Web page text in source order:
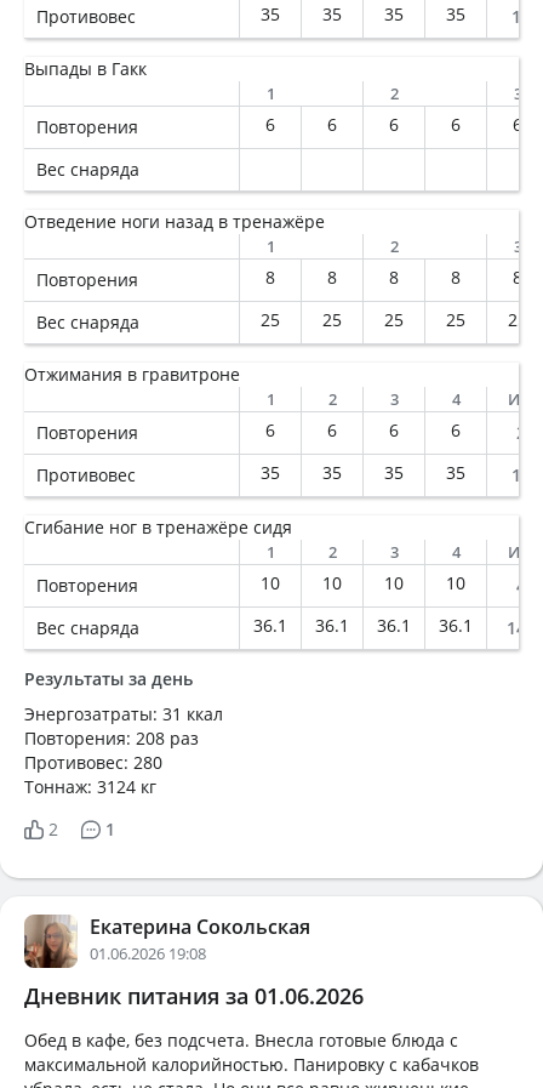
Противовес
35 35 35 35 140
Выпады в Гакк
1 2 3
Повторения 6 6 6 6
6
Вес снаряда
Отведение ноги назад в тренажёре
1 2 3
Повторения 8 8 8 8
8
Вес снаряда
25 25 25 25 25
Отжимания в гравитроне
1 2 3 4
Повторения 6 6 6 6
24
Противовес
35 35 35 35 140
Сгибание ног в тренажёре сидя
1 2 3 4
Повторения 10 10 10 10
40
Вес снаряда
36.1 36.1 36.1 36.1
Результаты за день
Энергозатраты: 31 ккал
Повторения: 208 раз
Противовес: 280
Тоннаж: 3124 кг
2
1
Екатерина Сокольская
01.06.2026 19:08
Дневник питания за 01.06.2026
Обед в кафе, без подсчета. Внесла готовые блюда с
максимальной калорийностью. Панировку с кабачков